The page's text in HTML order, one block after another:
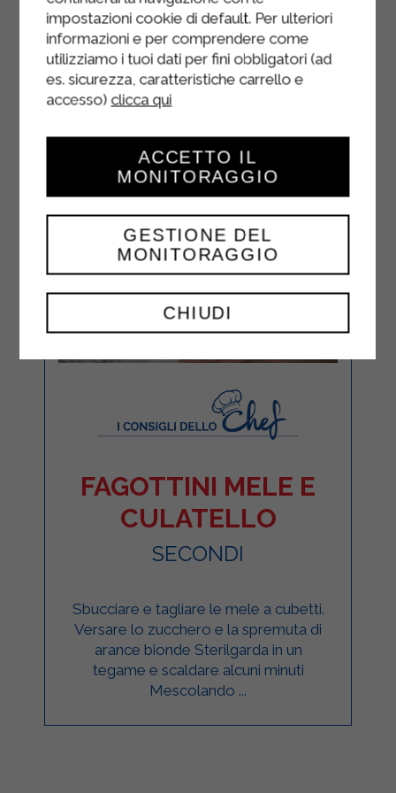
FAGOTTINI MELE E
CULATELLO
SECONDI
Sbucciare e tagliare le mele a cubetti.
Versare lo zucchero e la spremuta di
arance bionde Sterilgarda in un
tegame e scaldare alcuni minuti
Mescolando ...
impostazioni cookie di default. Per ulteriori
informazioni e per comprendere come
utilizziamo i tuoi dati per fini obbligatori (ad
es. sicurezza, caratteristiche carrello e
accesso) clicca qui
CHIUDI
GESTIONE DEL
MONITORAGGIO
ACCETTO IL
MONITORAGGIO